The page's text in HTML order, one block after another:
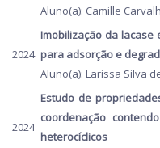
Aluno(a): Camille
2024
Imobilização da lacase
para adsorção e
Aluno(a): Larissa Silva
2024
Estudo de
coordenação
heterocíclicos